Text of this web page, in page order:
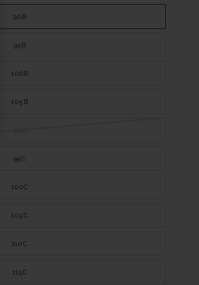
90B
95B
100B
105B
95C
100C
105C
110C
115C